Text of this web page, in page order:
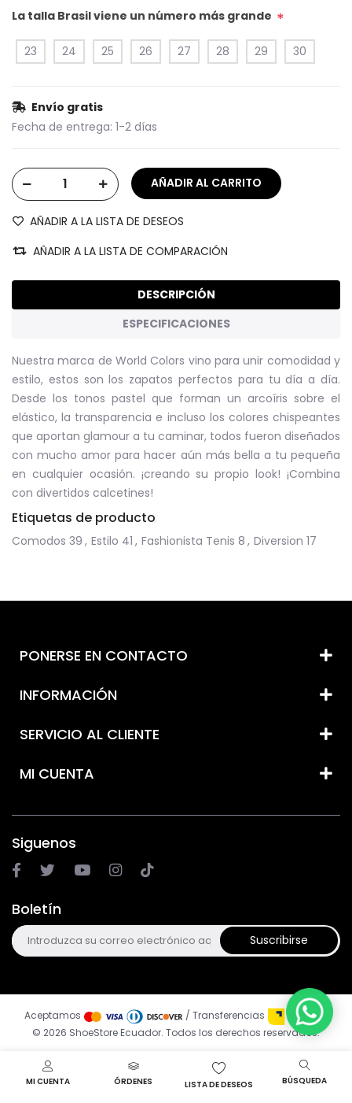
La talla Brasil viene un número más grande *
23 24 25 26 27 28 29 30
Envío gratis
Fecha de entrega: 1-2 días
AÑADIR A LA LISTA DE DESEOS
AÑADIR A LA LISTA DE COMPARACIÓN
DESCRIPCIÓN
ESPECIFICACIONES
Nuestra marca de World Colors vino para unir comodidad y
estilo, estos son los zapatos perfectos para tu día a día.
Desde los tonos pastel que forman un arcoíris sobre el
elástico, la transparencia e incluso los colores chispeantes
que aportan glamour a tu caminar, todos fueron diseñados
con mucho amor para hacer aún más bella a tu pequeña
en cualquier ocasión. ¡creando su propio look! ¡Combina
con divertidos calcetines!
Etiquetas de producto
Comodos 39 , Estilo 41 , Fashionista Tenis 8 , Diversion 17
PONERSE EN CONTACTO
INFORMACIÓN
SERVICIO AL CLIENTE
MI CUENTA
Siguenos
Boletín
Suscribirse
© 2026 ShoeStore Ecuador. Todos los derechos reservados.
Aceptamos / Transferencias
MI CUENTA ÓRDENES LISTA DE DESEOS BÚSQUEDA